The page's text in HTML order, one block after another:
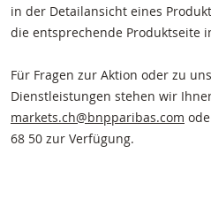
in der Detailansicht eines
die entsprechende Produktseite
Für Fragen zur Aktion oder zu
Dienstleistungen stehen wir
markets.ch@bnpparibas.com
68 50 zur Verfügung.